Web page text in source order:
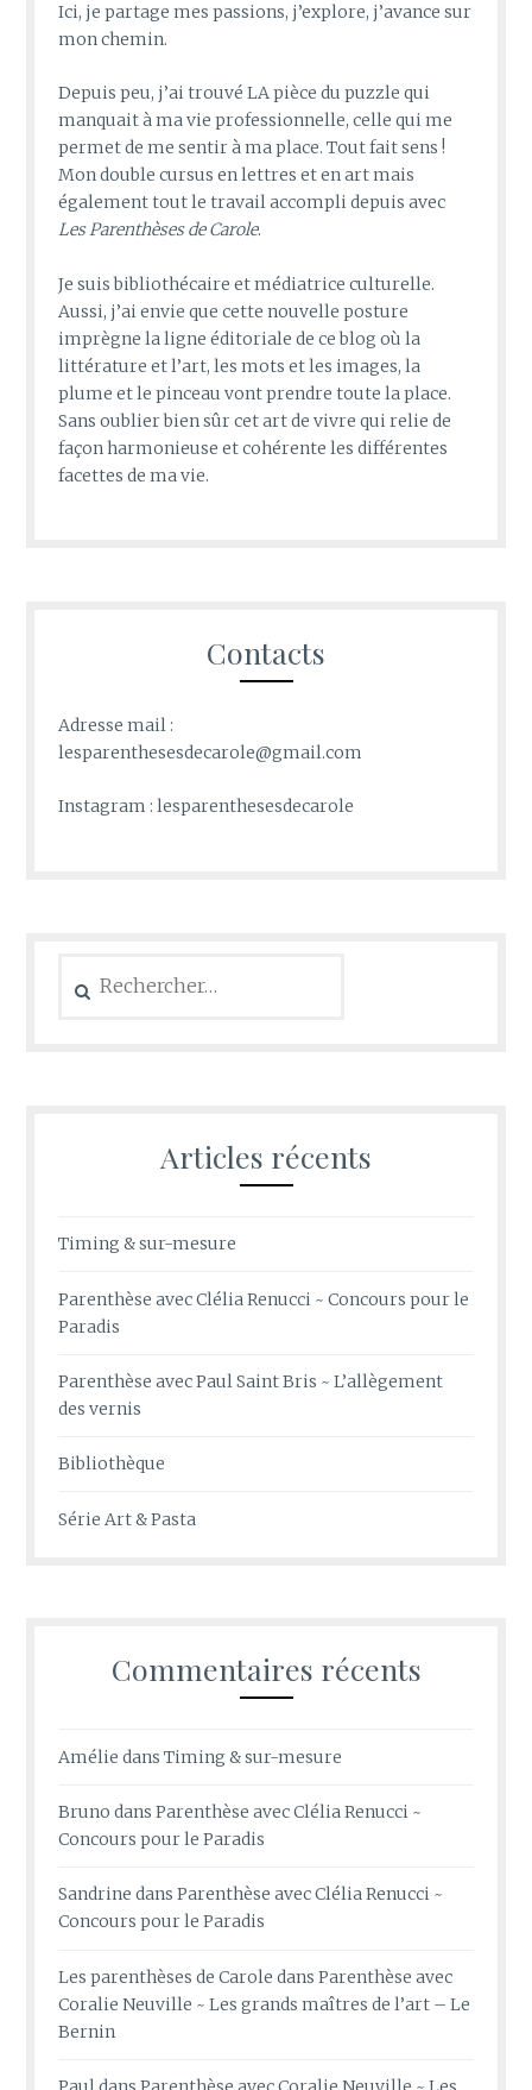
Ici, je partage mes passions, j’explore, j’avance sur
mon chemin.
Depuis peu, j’ai trouvé LA pièce du puzzle qui
manquait à ma vie professionnelle, celle qui me
permet de me sentir à ma place. Tout fait sens !
Mon double cursus en lettres et en art mais
également tout le travail accompli depuis avec
Les Parenthèses de Carole.
Je suis bibliothécaire et médiatrice culturelle.
Aussi, j’ai envie que cette nouvelle posture
imprègne la ligne éditoriale de ce blog où la
littérature et l’art, les mots et les images, la
plume et le pinceau vont prendre toute la place.
Sans oublier bien sûr cet art de vivre qui relie de
façon harmonieuse et cohérente les différentes
facettes de ma vie.
Contacts
Adresse mail :
lesparenthesesdecarole@gmail.com
Instagram : lesparenthesesdecarole
Articles récents
Timing & sur-mesure
Parenthèse avec Clélia Renucci ~ Concours pour le
Paradis
Parenthèse avec Paul Saint Bris ~ L’allègement
des vernis
Bibliothèque
Série Art & Pasta
Commentaires récents
Amélie dansTiming & sur-mesure
Bruno dansParenthèse avec Clélia Renucci ~
Concours pour le Paradis
Sandrine dansParenthèse avec Clélia Renucci ~
Concours pour le Paradis
Les parenthèses de Carole dansParenthèse avec
Coralie Neuville ~ Les grands maîtres de l’art – Le
Bernin